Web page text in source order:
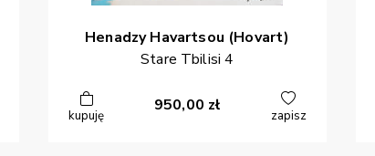
Henadzy Havartsou (Hovart)
Stare Tbilisi 4
kupuję
950,00 zł
zapisz